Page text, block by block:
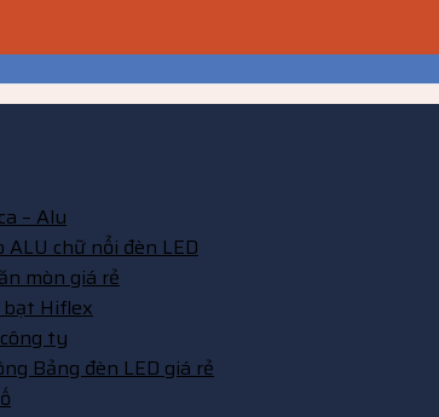
– Alu
ALU chữ nổi đèn LED
mòn giá rẻ
bạt Hiflex
ty
Bảng đèn LED giá rẻ